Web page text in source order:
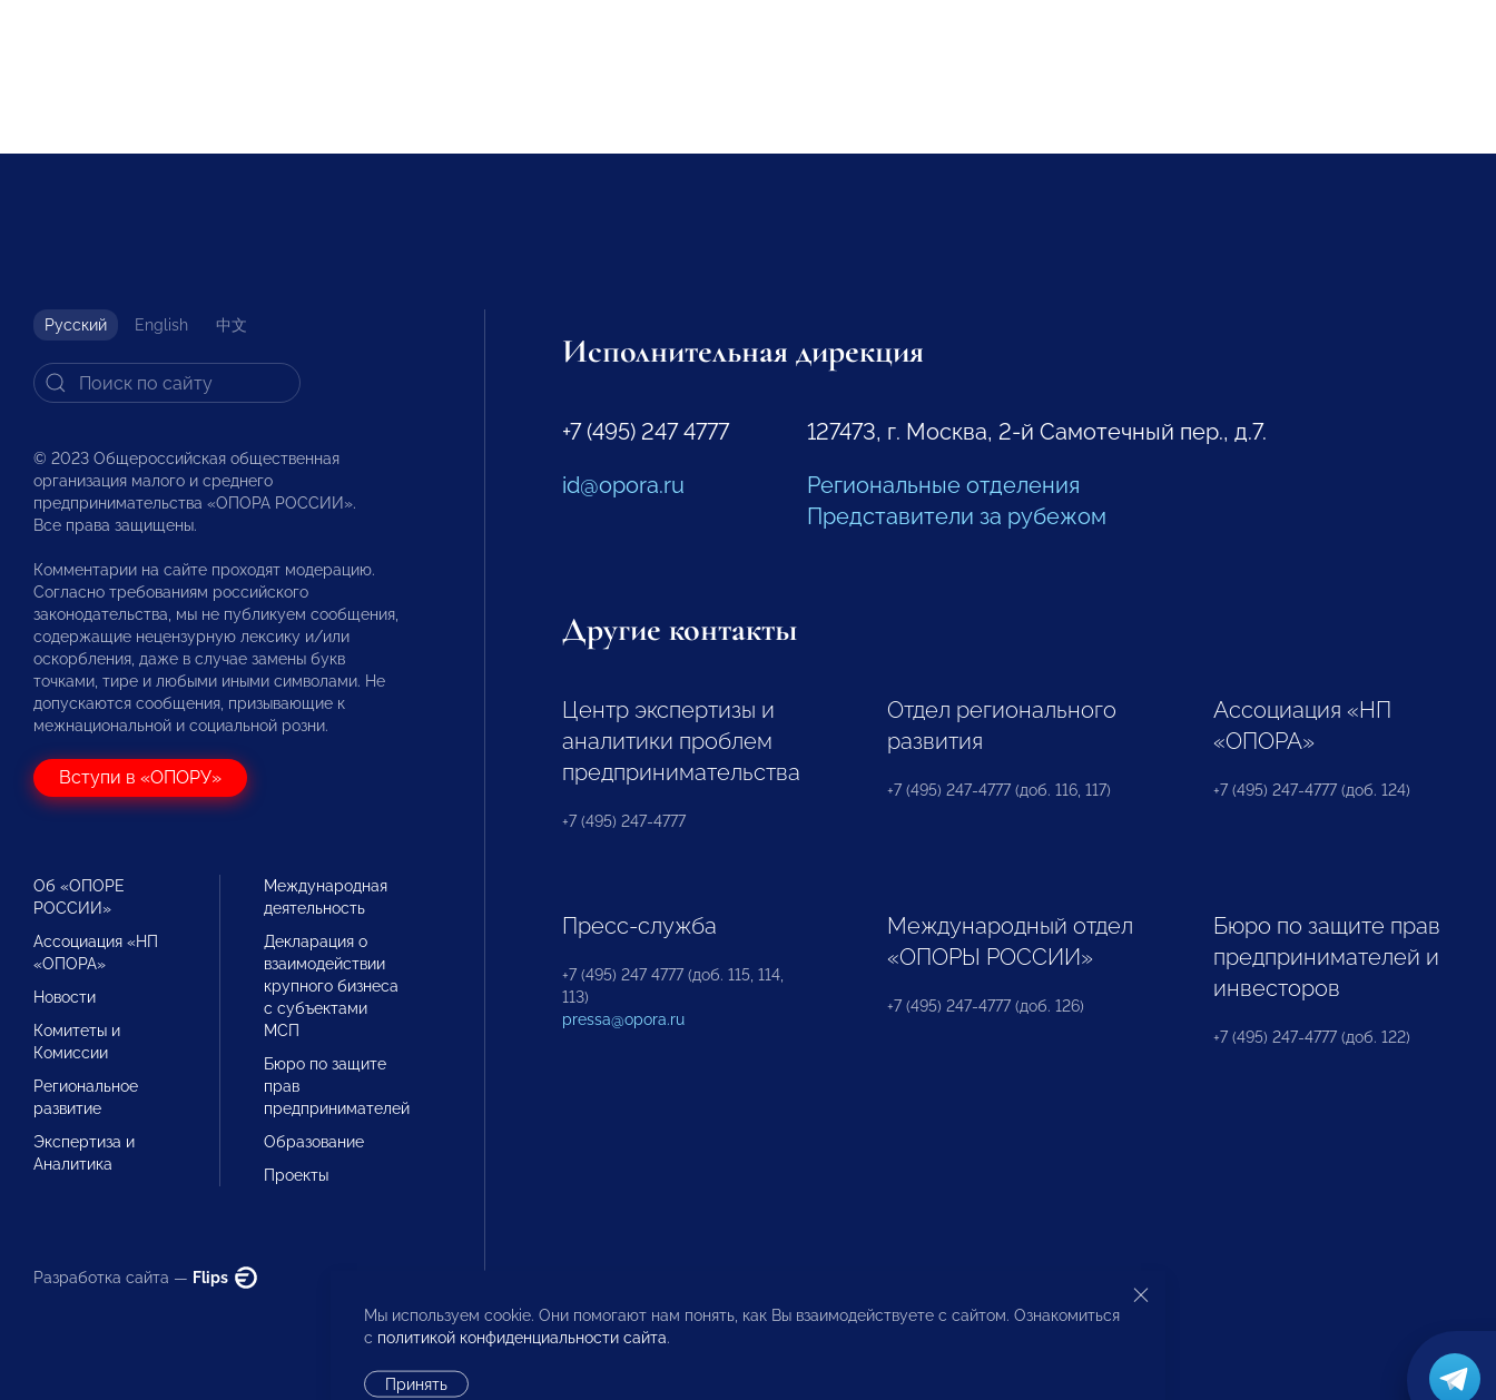
Русский English 中文
© 2023 Общероссийская общественная
организация малого и среднего
предпринимательства «ОПОРА РОССИИ».
Все права защищены.
Комментарии на сайте проходят модерацию.
Согласно требованиям российского
законодательства, мы не публикуем сообщения,
содержащие нецензурную лексику и/или
оскорбления, даже в случае замены букв
точками, тире и любыми иными символами. Не
допускаются сообщения, призывающие к
межнациональной и социальной розни.
Вступи в «ОПОРУ»
Об «ОПОРЕ
РОССИИ»
Ассоциация «НП
«ОПОРА»
Новости
Комитеты и
Комиссии
Региональное
развитие
Экспертиза и
Аналитика
Международная
деятельность
Декларация о
взаимодействии
крупного бизнеса
с субъектами
МСП
Бюро по защите
прав
предпринимателей
Образование
Проекты
Разработка сайта — Flips
Исполнительная дирекция
+7 (495) 247 4777
id@opora.ru
127473, г. Москва, 2-й Самотечный пер., д.7.
Региональные отделения
Представители за рубежом
Другие контакты
Центр экспертизы и
аналитики проблем
предпринимательства
+7 (495) 247-4777
Отдел регионального
развития
+7 (495) 247-4777 (доб. 116, 117)
Ассоциация «НП
«ОПОРА»
+7 (495) 247-4777 (доб. 124)
Пресс-служба
+7 (495) 247 4777 (доб. 115, 114,
113)
pressa@opora.ru
Международный отдел
«ОПОРЫ РОССИИ»
+7 (495) 247-4777 (доб. 126)
Бюро по защите прав
предпринимателей и
инвесторов
+7 (495) 247-4777 (доб. 122)
Мы используем cookie. Они помогают нам понять, как Вы взаимодействуете с сайтом. Ознакомиться
с политикой конфиденциальности сайта.
Принять